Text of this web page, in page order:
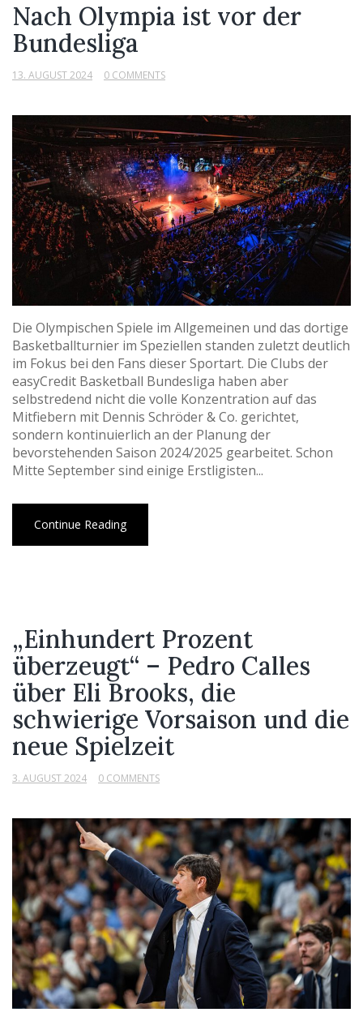
Nach Olympia ist vor der
Bundesliga
13. AUGUST 2024 0 COMMENTS
Die Olympischen Spiele im Allgemeinen und das dortige
Basketballturnier im Speziellen standen zuletzt deutlich
im Fokus bei den Fans dieser Sportart. Die Clubs der
easyCredit Basketball Bundesliga haben aber
selbstredend nicht die volle Konzentration auf das
Mitfiebern mit Dennis Schröder & Co. gerichtet,
sondern kontinuierlich an der Planung der
bevorstehenden Saison 2024/2025 gearbeitet. Schon
Mitte September sind einige Erstligisten...
Continue Reading
„Einhundert Prozent
überzeugt“ – Pedro Calles
über Eli Brooks, die
schwierige Vorsaison und die
neue Spielzeit
3. AUGUST 2024 0 COMMENTS